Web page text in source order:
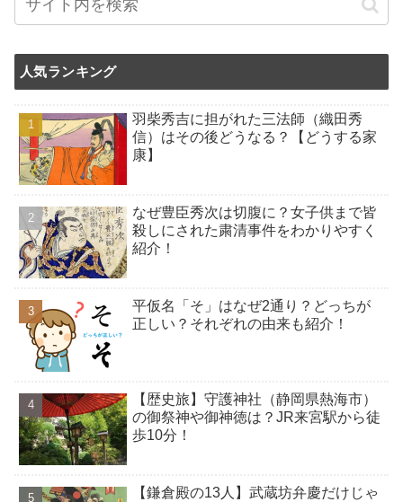
人気ランキング
羽柴秀吉に担がれた三法師（織田秀
信）はその後どうなる？【どうする家
康】
なぜ豊臣秀次は切腹に？女子供まで皆
殺しにされた粛清事件をわかりやすく
紹介！
平仮名「そ」はなぜ2通り？どっちが
正しい？それぞれの由来も紹介！
【歴史旅】守護神社（静岡県熱海市）
の御祭神や御神徳は？JR来宮駅から徒
歩10分！
【鎌倉殿の13人】武蔵坊弁慶だけじゃ